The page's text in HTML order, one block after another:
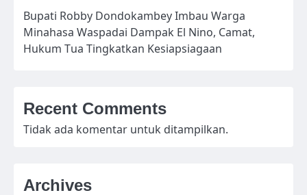
Bupati Robby Dondokambey Imbau Warga
Minahasa Waspadai Dampak El Nino, Camat,
Hukum Tua Tingkatkan Kesiapsiagaan
Recent Comments
Tidak ada komentar untuk ditampilkan.
Archives